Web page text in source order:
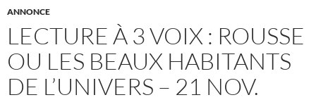
ANNONCE
LECTURE À 3 VOIX : ROUSSE
OU LES BEAUX HABITANTS
DE L’UNIVERS – 21 NOV.